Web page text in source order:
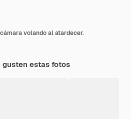
volando al atardecer.
gusten estas fotos